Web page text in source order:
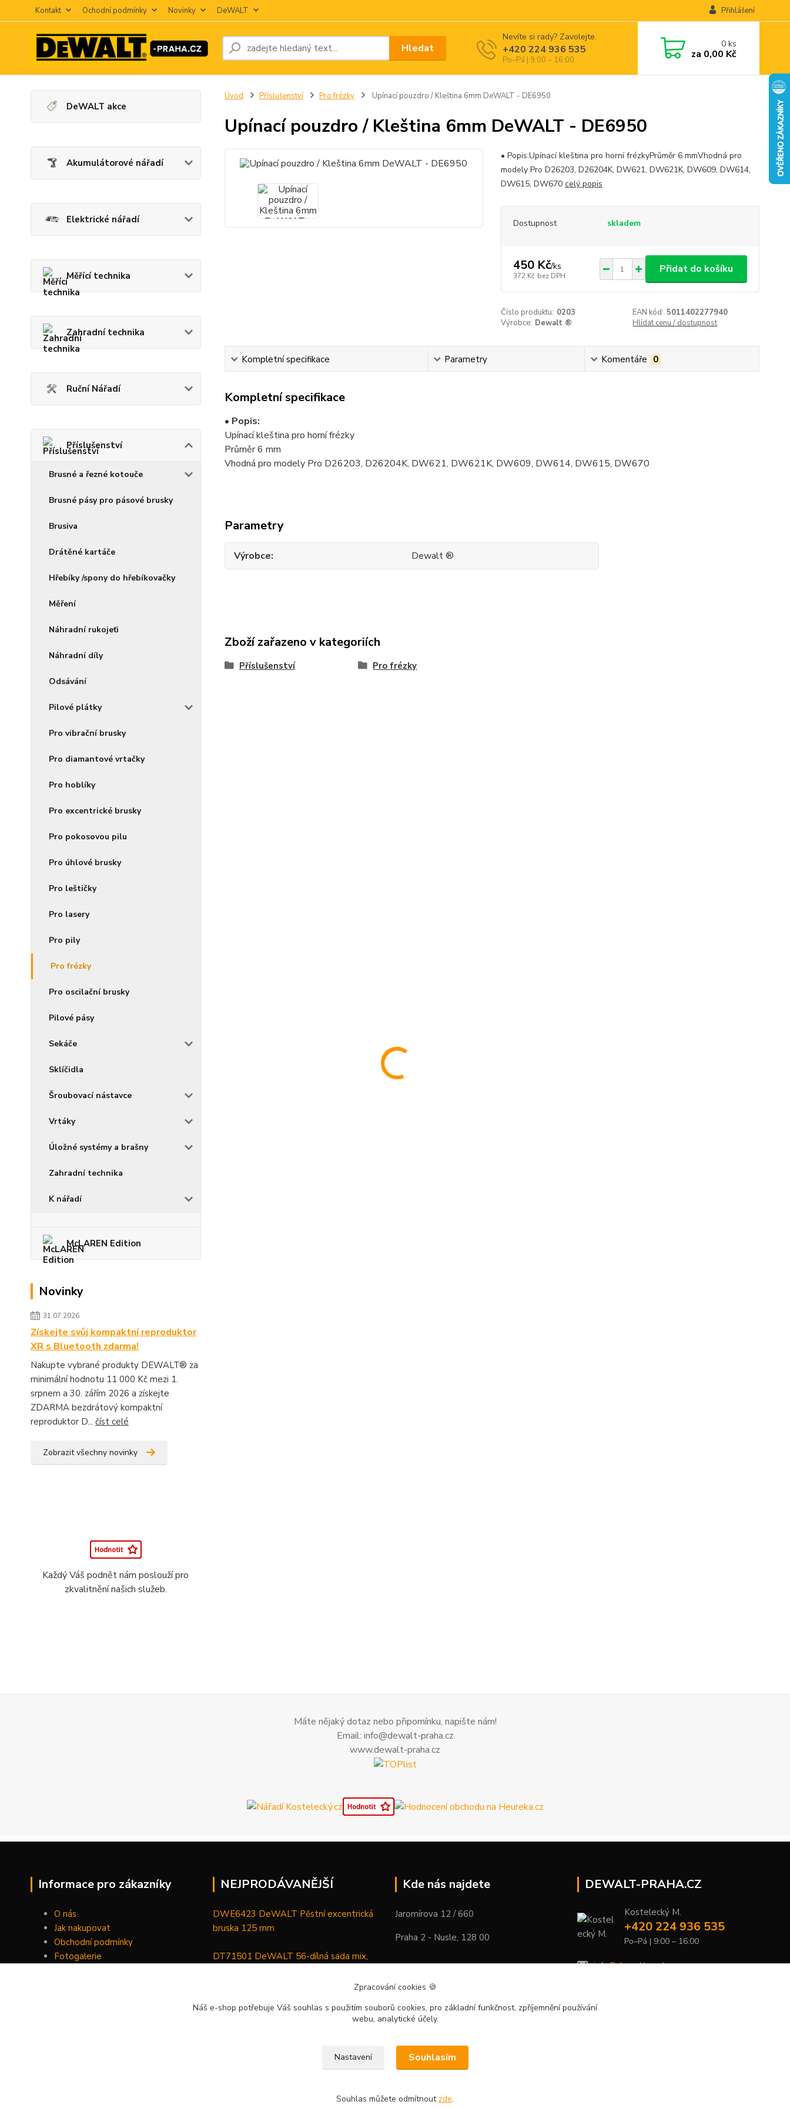
Kontakt Ochodní podmínky Novinky DeWALT Přihlášení
Hledat
Nevíte si rady? Zavolejte.
+420 224 936 535
Po–Pá | 9:00 – 16:00
0ks
za 0,00 Kč
DeWALT akce
Akumulátorové nářadí
Elektrické nářadí
Měřící technika
Zahradní technika
Ruční Nářadí
Příslušenství
Brusné a řezné kotouče
Brusné pásy pro pásové brusky
Brusiva
Drátěné kartáče
Hřebíky /spony do hřebíkovačky
Měření
Náhradní rukojeťi
Náhradní díly
Odsávání
Pilové plátky
Pro vibrační brusky
Pro diamantové vrtačky
Pro hoblíky
Pro excentrické brusky
Pro pokosovou pilu
Pro úhlové brusky
Pro leštičky
Pro lasery
Pro pily
Pro frézky
Pro oscilační brusky
Pilové pásy
Sekáče
Sklíčidla
Šroubovací nástavce
Vrtáky
Úložné systémy a brašny
Zahradní technika
K nářadí
McLAREN Edition
Novinky
31.07.2026
Získejte svůj kompaktní reproduktor
XR s Bluetooth zdarma!
Nakupte vybrané produkty DEWALT® za
minimální hodnotu 11 000 Kč mezi 1.
srpnem a 30. zářím 2026 a získejte
ZDARMA bezdrátový kompaktní
reproduktor D... číst celé
Zobrazit všechny novinky
Každý Váš podnět nám poslouží pro
zkvalitnění našich služeb.
Úvod Příslušenství Pro frézky Upínací pouzdro / Kleština 6mm DeWALT - DE6950
Upínací pouzdro / Kleština 6mm DeWALT - DE6950
• Popis:Upínací kleština pro horní frézkyPrůměr 6 mmVhodná pro
modely Pro D26203, D26204K, DW621, DW621K, DW609, DW614,
DW615, DW670 celý popis
Dostupnost skladem
450 Kč/ks
372 Kč bez DPH
Přidat do košíku
Číslo produktu: 0203 EAN kód: 5011402277940
Výrobce: Dewalt ® Hlídat cenu / dostupnost
Kompletní specifikace Parametry Komentáře 0
Kompletní specifikace
• Popis:
Upínací kleština pro horní frézky
Průměr 6 mm
Vhodná pro modely Pro D26203, D26204K, DW621, DW621K, DW609, DW614, DW615, DW670
Parametry
Výrobce Dewalt ®
Zboží zařazeno v kategoriích
Příslušenství Pro frézky
Máte nějaký dotaz nebo připomínku, napište nám!
Email: info@dewalt-praha.cz
www.dewalt-praha.cz
Informace pro zákazníky
O nás
Jak nakupovat
Obchodní podmínky
Fotogalerie
NEJPRODÁVANĚJŠÍ
DWE6423 DeWALT Pěstní excentrická
bruska 125 mm
DT71501 DeWALT 56-dílná sada mix,
maznice 18 V XR Li-Ion samostatný stroj
Kde nás najdete
Jaromírova 12 / 660
Praha 2 - Nusle, 128 00
DEWALT-PRAHA.CZ
Kostelecký M.
+420 224 936 535
Po–Pá | 9:00 – 16:00
info@dewalt-praha.cz
Zpracování cookies 🍪
Náš e-shop potřebuje Váš souhlas s použitím souborů cookies, pro základní funkčnost, zpříjemnění používání
webu, analytické účely.
Nastavení Souhlasím
Souhlas můžete odmítnout zde.